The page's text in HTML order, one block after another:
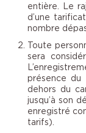
entière. Le
d’une
nombre
Toute
sera
présence du
dehors du
jusqu’à son
enregistré
tarifs).